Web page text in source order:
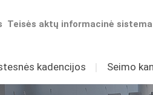
Teisės aktų informacinė sistema
kadencijos I Seimo